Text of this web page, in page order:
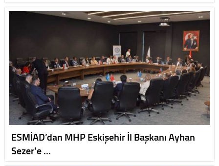
ESMİAD’dan MHP Eskişehir İl Başkanı Ayhan
Sezer’e …